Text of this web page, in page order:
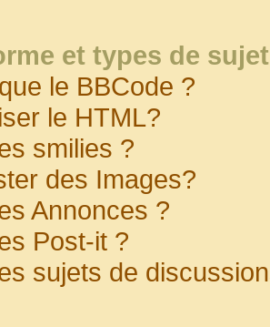
et types de
le BBCode ?
le HTML?
smilies ?
des Images?
Annonces ?
Post-it ?
sujets de